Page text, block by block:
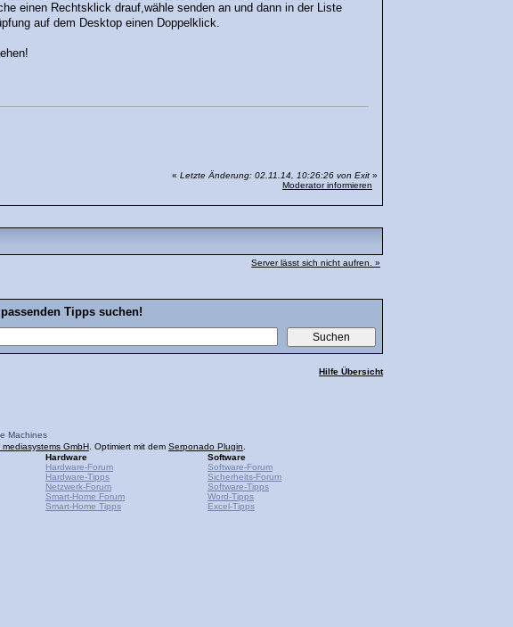
einen Rechtsklick drauf,wähle senden an und dann in der Liste
auf dem Desktop einen Doppelklick.
« Letzte Änderung: 02.11.14, 10:26:26 von Exit »
Moderator informieren
Server lässt sich nicht aufren. »
Tipps suchen!
Hilfe Übersicht
Machines
mediasystems GmbH . Optimiert mit dem Serponado Plugin
Hardware
Hardware-Forum
Hardware-Tipps
Netzwerk-Forum
Smart-Home Forum
Smart-Home Tipps
Software
Software-Forum
Sicherheits-Forum
Software-Tipps
Word-Tipps
Excel-Tipps